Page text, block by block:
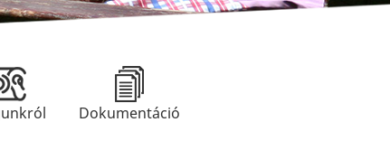
Dokumentáció